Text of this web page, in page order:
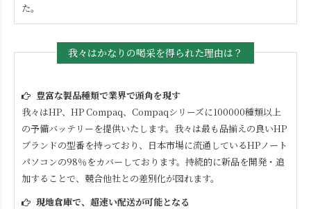
た。
我々はかなりの喝采を得られた理由は？
豊富な製品種類で業界で頭角を現す
我々はHP、HP Compaq、Compaqシリーズに100000種類以上
の予備バッテリーを提供いたします。我々は最も品揃えの良いHP
ブランドの型番を持っており、日本市場に流通しているHPノート
パソコンの98％をカバーしております。持続的に新品を開発・追
加することで、競合他社との差別化が図れます。
現地倉庫で、超速い配送が可能となる